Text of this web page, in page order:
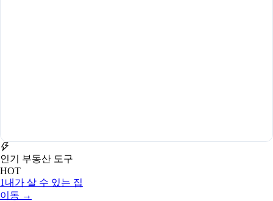
인기 부동산 도구
HOT
1 내가 살 수 있는 집
이동 →